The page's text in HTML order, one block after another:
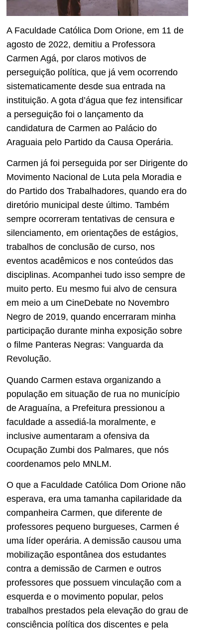
A Faculdade Católica Dom Orione, em 11 de
agosto de 2022, demitiu a Professora
Carmen Agá, por claros motivos de
perseguição política, que já vem ocorrendo
sistematicamente desde sua entrada na
instituição. A gota d’água que fez intensificar
a perseguição foi o lançamento da
candidatura de Carmen ao Palácio do
Araguaia pelo Partido da Causa Operária.
Carmen já foi perseguida por ser Dirigente do
Movimento Nacional de Luta pela Moradia e
do Partido dos Trabalhadores, quando era do
diretório municipal deste último. Também
sempre ocorreram tentativas de censura e
silenciamento, em orientações de estágios,
trabalhos de conclusão de curso, nos
eventos acadêmicos e nos conteúdos das
disciplinas. Acompanhei tudo isso sempre de
muito perto. Eu mesmo fui alvo de censura
em meio a um CineDebate no Novembro
Negro de 2019, quando encerraram minha
participação durante minha exposição sobre
o filme Panteras Negras: Vanguarda da
Revolução.
Quando Carmen estava organizando a
população em situação de rua no município
de Araguaína, a Prefeitura pressionou a
faculdade a assediá-la moralmente, e
inclusive aumentaram a ofensiva da
Ocupação Zumbi dos Palmares, que nós
coordenamos pelo MNLM.
O que a Faculdade Católica Dom Orione não
esperava, era uma tamanha capilaridade da
companheira Carmen, que diferente de
professores pequeno burgueses, Carmen é
uma líder operária. A demissão causou uma
mobilização espontânea dos estudantes
contra a demissão de Carmen e outros
professores que possuem vinculação com a
esquerda e o movimento popular, pelos
trabalhos prestados pela elevação do grau de
consciência política dos discentes e pela